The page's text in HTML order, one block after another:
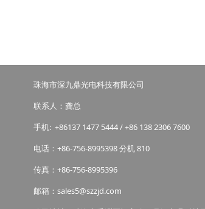
珠海市深九鼎光电科技有限公司
联系人：龚总
手机: +86137 1477 5444 / +86 138 2306 7600
电话：+86-756-8995398 分机 810
传真：+86-756-8995396
邮箱：sales5@szzjd.com